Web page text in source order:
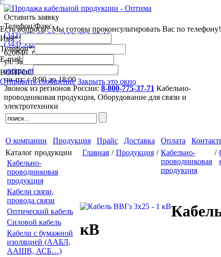
Оставить заявку
Телефон/Факс
(343)253-05-03,(343)253-80-16
(343)352-44-63,(343)352-41-53
620046,г. Екатеринбург
ул. Завокзальная 5, оф. 709
optima-nt@mail.ru
пн-пт: с 9:00 до 18:00
Звонок из регионов России: 8-800-775-37-71 Кабельно-
проводниковая продукция, Оборудование для связи и
электротехники
О компании Продукция Прайс Доставка Оплата
Каталог продукции
Кабельно-
проводниковая
продукция
Кабели связи,
провода связи
Оптический кабель
Силовой кабель
Кабели с бумажной
изоляцией (ААБЛ,
ААШВ, АСБ…)
Главная / Продукция / Кабельно-
проводниковая
продукция
/
кВ
Есть вопросы? Мы готовы проконсультировать Вас по телефону!
Имя*:
Телефон*:
E-mail:
ВОПРОС
Отправить сообщение Закрыть это окно